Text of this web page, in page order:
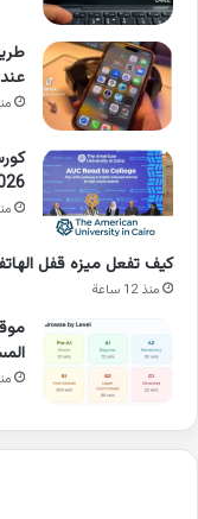
منذ
منذ
كيف تفعل ميزه قفل
منذ 12 ساعة
منذ